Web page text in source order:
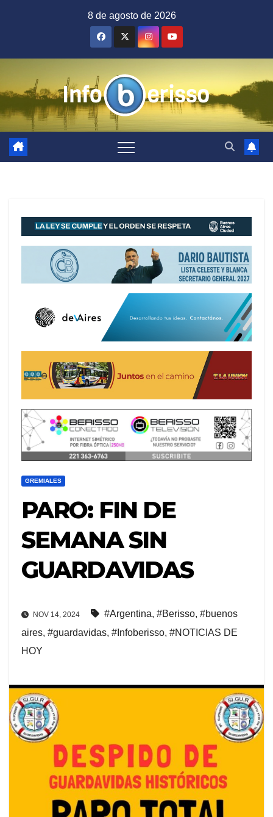
8 de agosto de 2026
GREMIALES
PARO: FIN DE
SEMANA SIN
GUARDAVIDAS
NOV 14, 2024 #Argentina, #Berisso, #buenos
aires, #guardavidas, #Infoberisso, #NOTICIAS DE
HOY